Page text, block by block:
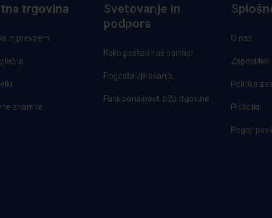
trgovina
in prevzem
znamke
Svetovanje in
podpora
Kako postati naš partner
Pogosta vprašanja
Funkcionalnosti b2b trgovine
O nas
Zaposlitev
Politika
Piškotki
Pogoji